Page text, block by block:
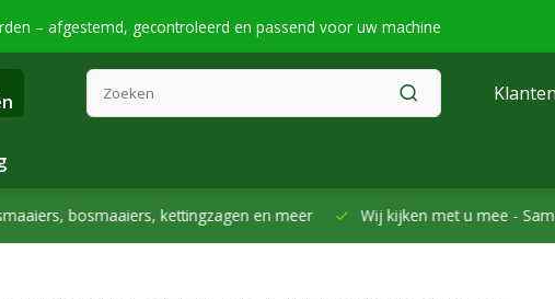
– afgestemd, gecontroleerd en passend voor uw machine
bosmaaiers, kettingzagen en meer Wij kijken met u mee -Samen